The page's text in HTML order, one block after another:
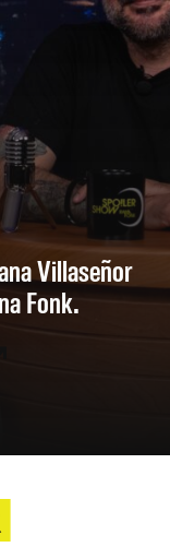
Villaseñor
Fonk.